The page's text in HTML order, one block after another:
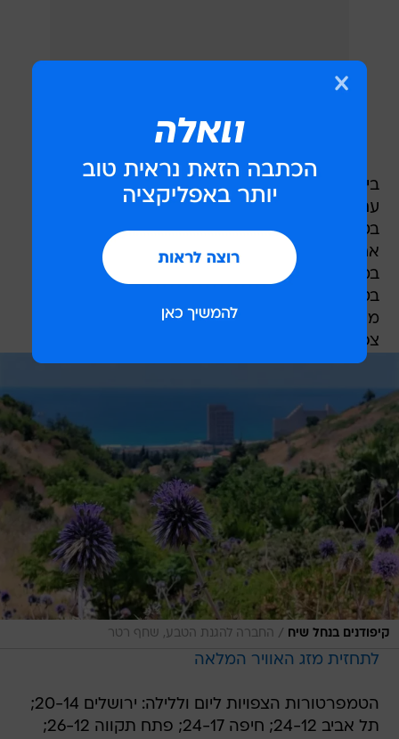
ביום שלישי מזג האוויר יהיה מעונן חלקית עד מעונן
עם עננות בגובה בינוני ורב, תחול ירידה
בטמפרטורות. גשם מקומי יחל לרדת החל משעות
אחר הצהריים, צפויות סופות רעמים בודדות בעיקר
במזרח הארץ. ביום רביעי תחול ירידה נוספת
בטמפרטורות, מזג האוויר יהיה מעונן חלקית וגשם
מקומי ירד ברחבי הארץ. סופות רעמים מעטות
צפויות בצפון ובמישור החוף.
קיפודנים בנחל שיח / החברה להגנת הטבע, שחף רטר
לתחזית מזג האוויר המלאה
קריית שמונה 25-11; קצרין 25-12; צפת 19-15;
טבריה 27-16; נצרת 23-16; אשקלון 22-16; עין גדי